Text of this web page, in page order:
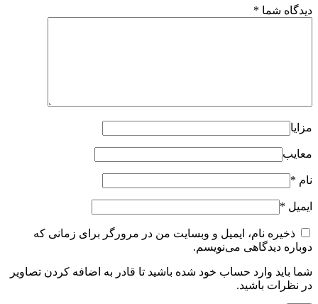
دیدگاه شما *
مزایا
معایب
نام *
ایمیل *
ذخیره نام، ایمیل و وبسایت من در مرورگر برای زمانی که
دوباره دیدگاهی می‌نویسم.
شما باید وارد حساب خود شده باشید تا قادر به اضافه کردن تصاویر
در نظرات باشید.